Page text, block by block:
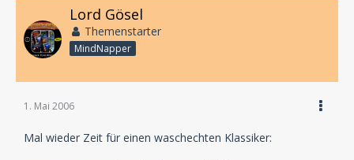
Lord Gösel
Themenstarter
MindNapper
1. Mai 2006
Mal wieder Zeit für einen waschechten Klassiker: